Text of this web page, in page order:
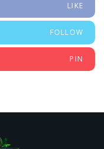
LIKE
FOLLOW
PIN